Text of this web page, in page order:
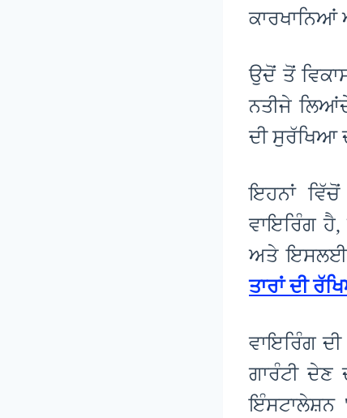
ਉਦੋਂ ਤੋਂ
ਨਤੀਜੇ
ਦੀ ਸੁਰੱਖਿਆ
ਇਹਨਾਂ
ਵਾਇਰਿੰਗ
ਅਤੇ ਇਸਲਈ
ਤਾਰਾਂ ਦੀ
ਵਾਇਰਿੰਗ
ਗਾਰੰਟੀ
ਇੰਸਟਾਲੇਸ਼ਨ